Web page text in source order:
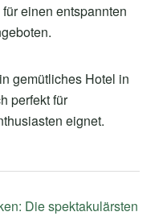
einen entspannten
gemütliches Hotel in
perfekt für
eignet.
Die spektakulärsten